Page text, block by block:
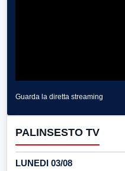
Guarda la diretta streaming
PALINSESTO TV
LUNEDI 03/08